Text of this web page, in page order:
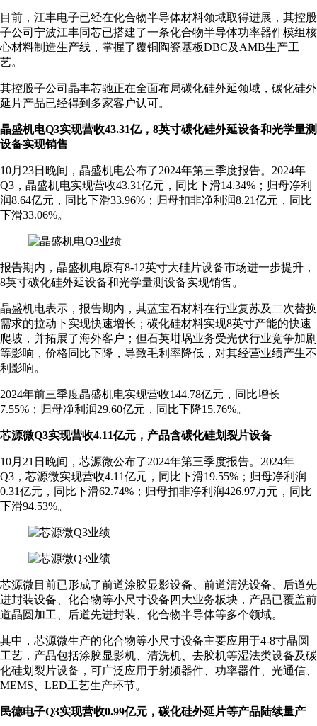
目前，江丰电子已经在化合物半导体材料领域取得进展，其控股
子公司宁波江丰同芯已搭建了一条化合物半导体功率器件模组核
心材料制造生产线，掌握了覆铜陶瓷基板DBC及AMB生产工
艺。
其控股子公司晶丰芯驰正在全面布局碳化硅外延领域，碳化硅外
延片产品已经得到多家客户认可。
晶盛机电Q3实现营收43.31亿，8英寸碳化硅外延设备和光学量测
设备实现销售
10月23日晚间，晶盛机电公布了2024年第三季度报告。2024年
Q3，晶盛机电实现营收43.31亿元，同比下滑14.34%；归母净利
润8.64亿元，同比下滑33.96%；归母扣非净利润8.21亿元，同比
下滑33.06%。
报告期内，晶盛机电原有8-12英寸大硅片设备市场进一步提升，
8英寸碳化硅外延设备和光学量测设备实现销售。
晶盛机电表示，报告期内，其蓝宝石材料在行业复苏及二次替换
需求的拉动下实现快速增长；碳化硅材料实现8英寸产能的快速
爬坡，并拓展了海外客户；但石英坩埚业务受光伏行业竞争加剧
等影响，价格同比下降，导致毛利率降低，对其经营业绩产生不
利影响。
2024年前三季度晶盛机电实现营收144.78亿元，同比增长
7.55%；归母净利润29.60亿元，同比下降15.76%。
芯源微Q3实现营收4.11亿元，产品含碳化硅划裂片设备
10月21日晚间，芯源微公布了2024年第三季度报告。2024年
Q3，芯源微实现营收4.11亿元，同比下滑19.55%；归母净利润
0.31亿元，同比下滑62.74%；归母扣非净利润426.97万元，同比
下滑94.53%。
芯源微目前已形成了前道涂胶显影设备、前道清洗设备、后道先
进封装设备、化合物等小尺寸设备四大业务板块，产品已覆盖前
道晶圆加工、后道先进封装、化合物半导体等多个领域。
其中，芯源微生产的化合物等小尺寸设备主要应用于4-8寸晶圆
工艺，产品包括涂胶显影机、清洗机、去胶机等湿法类设备及碳
化硅划裂片设备，可广泛应用于射频器件、功率器件、光通信、
MEMS、LED工艺生产环节。
民德电子Q3实现营收0.99亿元，碳化硅外延片等产品陆续量产